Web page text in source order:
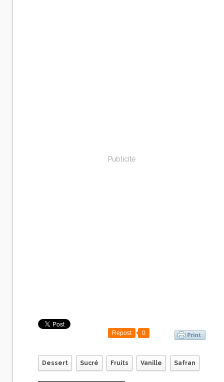
Publicité
Repost 0
Dessert Sucré Fruits Vanille Safran